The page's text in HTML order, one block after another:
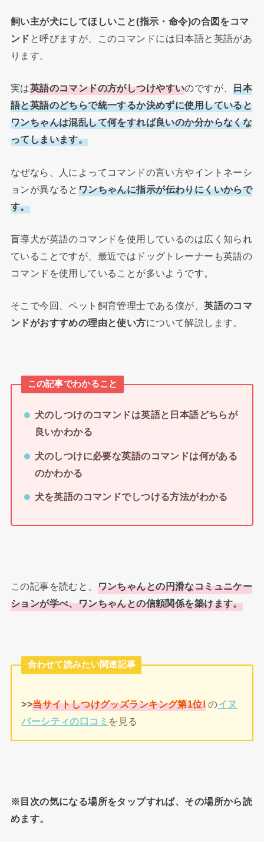
飼い主が犬にしてほしいこと(指示・命令)の合図をコマ
ンド と呼びますが、このコマンドには日本語と英語があ
ります。
実は英語のコマンドの方がしつけやすいのですが、日本
語と英語のどちらで統一するか決めずに使用していると
ワンちゃんは混乱して何をすれば良いのか分からなくな
ってしまいます。
なぜなら、人によってコマンドの言い方やイントネーシ
ョンが異なると ワンちゃんに指示が伝わりにくいからで
す。
盲導犬が英語のコマンドを使用しているのは広く知られ
ていることですが、最近ではドッグトレーナーも英語の
コマンドを使用していることが多いようです。
そこで今回、ペット飼育管理士である僕が、英語のコマ
ンドがおすすめの理由と使い方について解説します。
この記事でわかること
犬のしつけのコマンドは英語と日本語どちらが
良いかわかる
犬のしつけに必要な英語のコマンドは何がある
のかわかる
犬を英語のコマンドでしつける方法がわかる
この記事を読むと、 ワンちゃんとの円滑なコミュニケー
ションが学べ、ワンちゃんとの信頼関係を築けます。
合わせて読みたい関連記事
>>当サイトしつけグッズランキング第1位! のイヌ
バーシティの口コミ を見る
※目次の気になる場所をタップすれば、その場所から読
めます。